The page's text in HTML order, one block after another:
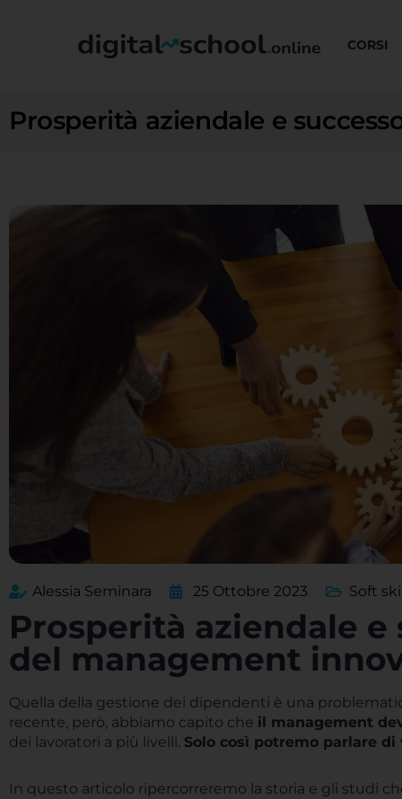
CORSI
Prosperità aziendale e
Alessia Seminara 25 Ottobre 2023 Soft
Prosperità aziendale e
del management
Quella della gestione dei dipendenti è una
recente, però, abbiamo capito che il management
dei lavoratori a più livelli. Solo così potremo parlare
In questo articolo ripercorreremo la storia e gli studi